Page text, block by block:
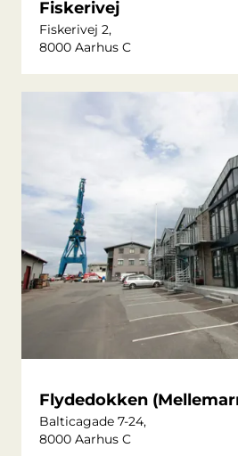
Fiskerivej
Fiskerivej 2,
8000 Aarhus C
Flydedokken
Balticagade 7-24,
8000 Aarhus C